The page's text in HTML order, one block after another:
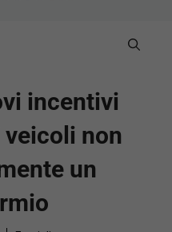
incentivi
veicoli non
un